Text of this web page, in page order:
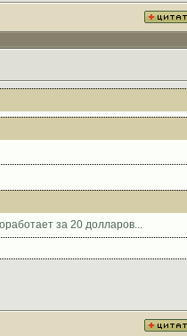
за 20 долларов...